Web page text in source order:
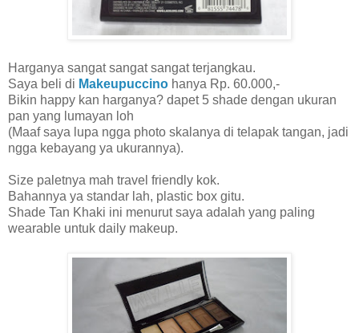
Harganya sangat sangat sangat terjangkau.
Saya beli di Makeupuccino hanya Rp. 60.000,-
Bikin happy kan harganya? dapet 5 shade dengan ukuran
pan yang lumayan loh
(Maaf saya lupa ngga photo skalanya di telapak tangan, jadi
ngga kebayang ya ukurannya).
Size paletnya mah travel friendly kok.
Bahannya ya standar lah, plastic box gitu.
Shade Tan Khaki ini menurut saya adalah yang paling
wearable untuk daily makeup.